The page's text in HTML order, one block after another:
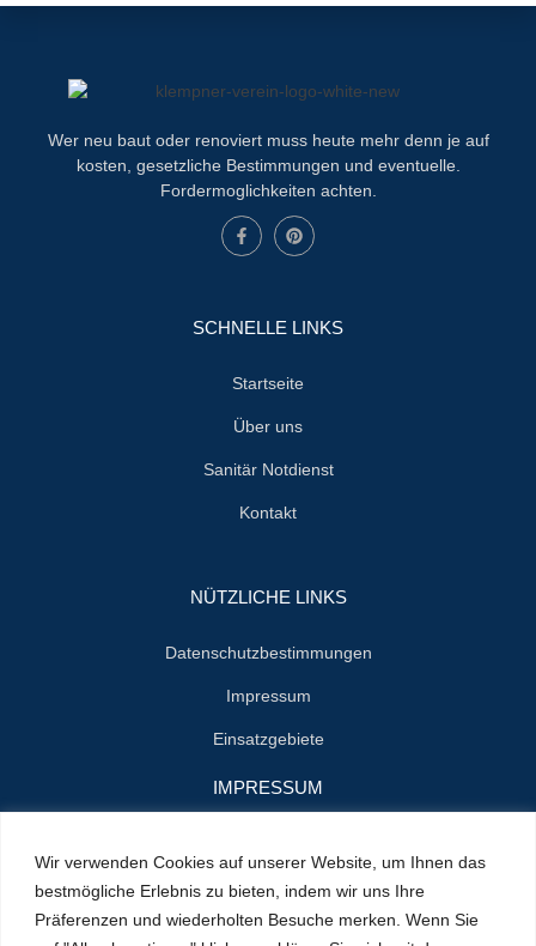
Wir verwenden Cookies auf unserer Website, um Ihnen das
bestmögliche Erlebnis zu bieten, indem wir uns Ihre
Präferenzen und wiederholten Besuche merken. Wenn Sie
Wer neu baut oder renoviert muss heute mehr denn je auf
kosten, gesetzliche Bestimmungen und eventuelle.
Fordermoglichkeiten achten.
SCHNELLE LINKS
Startseite
Über uns
Sanitär Notdienst
Kontakt
NÜTZLICHE LINKS
Datenschutzbestimmungen
Impressum
Einsatzgebiete
IMPRESSUM
E-Mail : info@klempner-verein.de
Standort : Cranachstrasse 2